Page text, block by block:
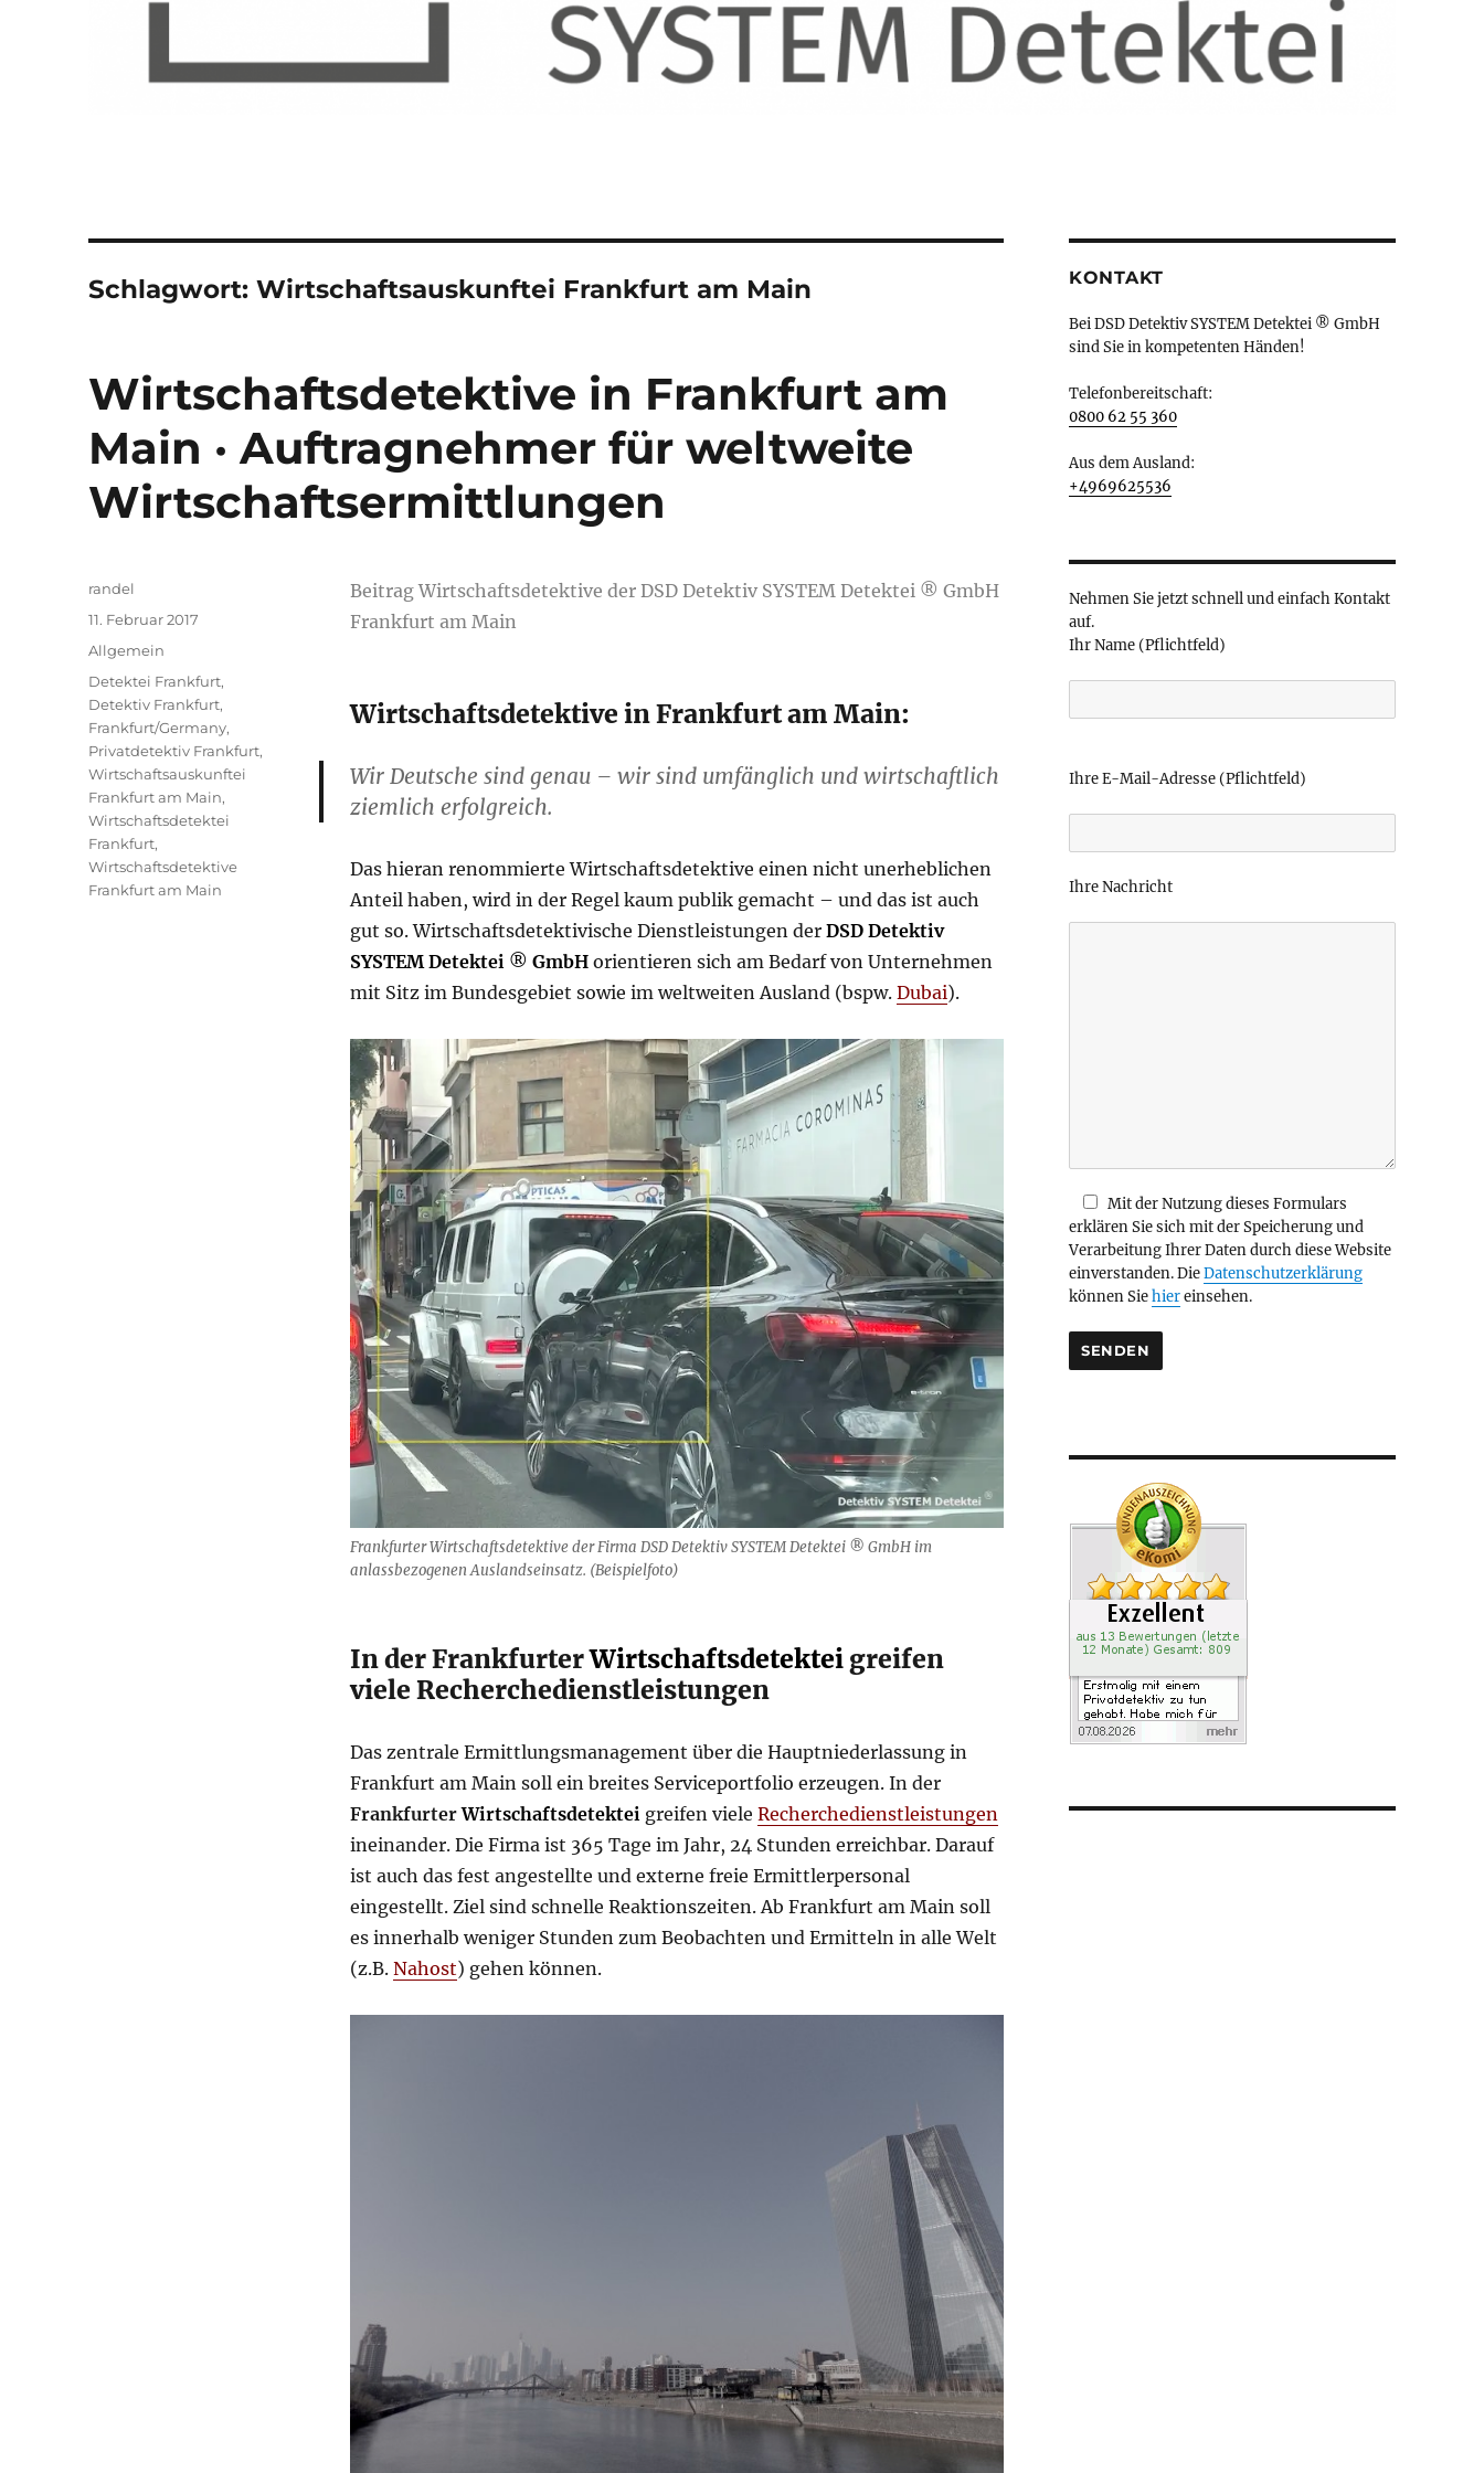
Schlagwort:Wirtschaftsauskunftei Frankfurt am Main
Wirtschaftsdetektive in Frankfurt am
Main · Auftragnehmer für weltweite
Wirtschaftsermittlungen
Beitrag Wirtschaftsdetektive der DSD Detektiv SYSTEM Detektei ® GmbH
Frankfurt am Main
Wirtschaftsdetektive in Frankfurt am Main:
Wir Deutsche sind genau – wir sind umfänglich und wirtschaftlich
ziemlich erfolgreich.
Das hieran renommierte Wirtschaftsdetektive einen nicht unerheblichen
Anteil haben, wird in der Regel kaum publik gemacht – und das ist auch
gut so. Wirtschaftsdetektivische Dienstleistungen der DSD Detektiv
SYSTEM Detektei ® GmbHorientieren sich am Bedarf von Unternehmen
mit Sitz im Bundesgebiet sowie im weltweiten Ausland (bspw. Dubai).
Frankfurter Wirtschaftsdetektive der Firma DSD Detektiv SYSTEM Detektei ® GmbH im
anlassbezogenen Auslandseinsatz. (Beispielfoto)
In der FrankfurterWirtschaftsdetekteigreifen
viele Recherchedienstleistungen
Das zentrale Ermittlungsmanagement über die Hauptniederlassung in
Frankfurt am Main soll ein breites Serviceportfolio erzeugen. In der
FrankfurterWirtschaftsdetekteigreifen viele Recherchedienstleistungen
ineinander. Die Firma ist 365 Tage im Jahr, 24 Stunden erreichbar. Darauf
ist auch das fest angestellte und externe freie Ermittlerpersonal
eingestellt. Ziel sind schnelle Reaktionszeiten. Ab Frankfurt am Main soll
es innerhalb weniger Stunden zum Beobachten und Ermitteln in alle Welt
(z.B. Nahost) gehen können.
Autor
randel
Veröffentlicht
am
11. Februar 2017
Kategorien
Allgemein
Schlagwörter
Detektei Frankfurt,
Detektiv Frankfurt,
Frankfurt/Germany,
Privatdetektiv Frankfurt,
Wirtschaftsauskunftei
Frankfurt am Main,
Wirtschaftsdetektei
Frankfurt,
Wirtschaftsdetektive
Frankfurt am Main
KONTAKT
Bei DSD Detektiv SYSTEM Detektei ® GmbH
sind Sie in kompetenten Händen!
Telefonbereitschaft:
0800 62 55 360
Aus dem Ausland:
+4969625536
Nehmen Sie jetzt schnell und einfach Kontakt
auf.
Ihr Name (Pflichtfeld)
i
e
a
l
e
r
Ihre E-Mail-Adresse (Pflichtfeld)
Ihre Nachricht
Mit der Nutzung dieses Formulars
erklären Sie sich mit der Speicherung und
Verarbeitung Ihrer Daten durch diese Website
einverstanden. DieDatenschutzerklärung
können Siehiereinsehen.